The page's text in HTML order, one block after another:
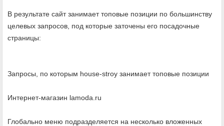
В результате сайт занимает топовые позиции по большинству
целевых запросов, под которые заточены его посадочные
страницы:
Запросы, по которым house-stroy занимает топовые позиции
Интернет-магазин lamoda.ru
Глобально меню подразделяется на несколько вложенных